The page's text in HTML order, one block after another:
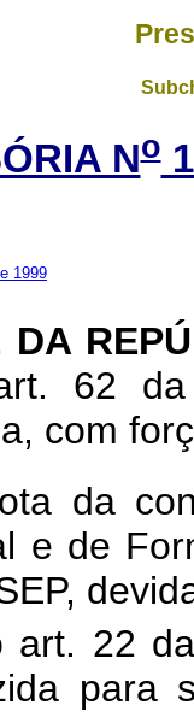
No
1999
DA
62 da
com
da
e de
22
para